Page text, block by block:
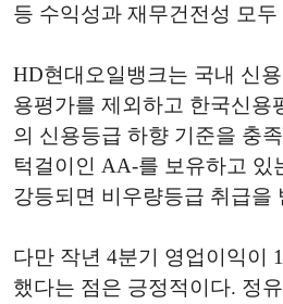
등 수익성과 재무건전성 모
HD현대오일뱅크는 국내 신
용평가를 제외하고 한국신용
의 신용등급 하향 기준을 충
턱걸이인 AA-를 보유하고 있
강등되면 비우량등급 취급을
다만 작년 4분기 영업이익이
했다는 점은 긍정적이다. 정